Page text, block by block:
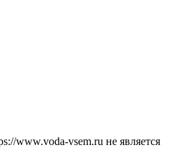
www.voda-vsem.ru не является